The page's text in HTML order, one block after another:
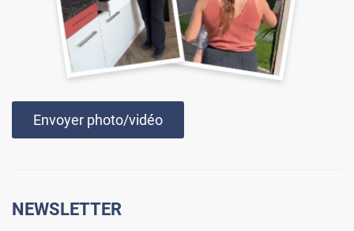
Envoyer photo/vidéo
NEWSLETTER